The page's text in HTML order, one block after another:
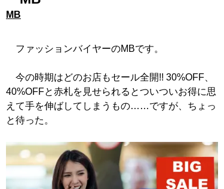
MB
ファッションバイヤーのMBです。
今の時期はどのお店もセール全開!! 30%OFF、
40%OFFと赤札を見せられるとついついお得に思
えて手を伸ばしてしまうもの……ですが、ちょっ
と待った。